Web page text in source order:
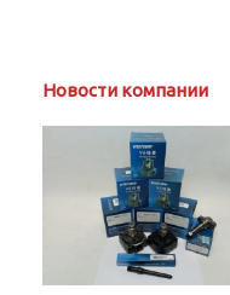
Новости компании